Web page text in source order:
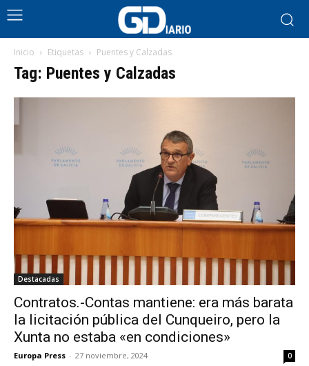
Inicio Etiquetas Puentes y Calzadas
Tag: Puentes y Calzadas
Destacadas
Contratos.-Contas mantiene: era más barata
la licitación pública del Cunqueiro, pero la
Xunta no estaba «en condiciones»
Europa Press - 27 noviembre, 2024 0